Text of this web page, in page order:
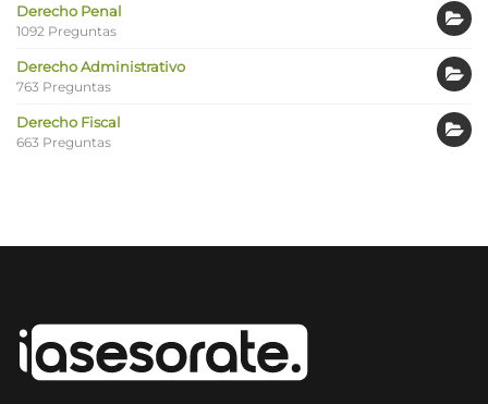
Derecho Penal
1092 Preguntas
Derecho Administrativo
763 Preguntas
Derecho Fiscal
663 Preguntas